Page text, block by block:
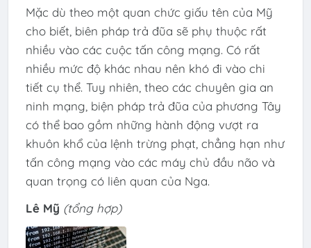
Mặc dù theo một quan chức giấu tên của Mỹ
cho biết, biên pháp trả đũa sẽ phụ thuộc rất
nhiều vào các cuộc tấn công mạng. Có rất
nhiều mức độ khác nhau nên khó đi vào chi
tiết cụ thể. Tuy nhiên, theo các chuyên gia an
ninh mạng, biện pháp trả đũa của phương Tây
có thể bao gồm những hành động vượt ra
khuôn khổ của lệnh trừng phạt, chẳng hạn như
tấn công mạng vào các máy chủ đầu não và
quan trọng có liên quan của Nga.
Lê Mỹ (tổng hợp)